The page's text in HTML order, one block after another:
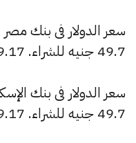
سعر الدولار فى بنك مصر
49.7 جنيه للشراء. 49.17 جنيه للبيع.
سعر الدولار فى بنك
49.7 جنيه للشراء. 49.17 جنيه للبيع.